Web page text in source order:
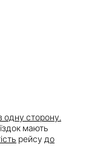
сторону.
мають
рейсу до